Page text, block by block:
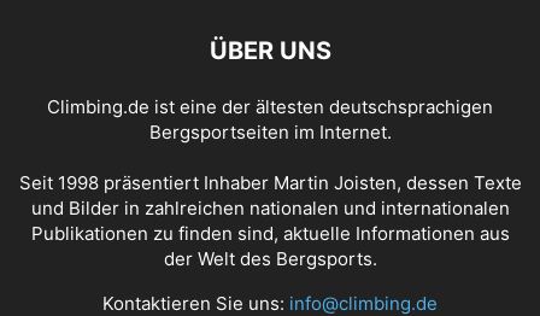
ÜBER UNS
Climbing.de ist eine der ältesten deutschsprachigen
Bergsportseiten im Internet.
Seit 1998 präsentiert Inhaber Martin Joisten, dessen Texte
und Bilder in zahlreichen nationalen und internationalen
Publikationen zu finden sind, aktuelle Informationen aus
der Welt des Bergsports.
Kontaktieren Sie uns: info@climbing.de